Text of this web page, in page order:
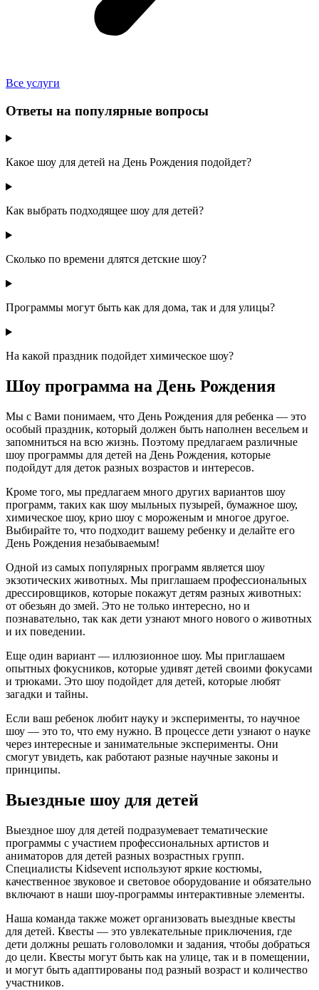
Все услуги
Ответы на популярные вопросы
Какое шоу для детей на День Рождения подойдет?
Как выбрать подходящее шоу для детей?
Сколько по времени длятся детские шоу?
Программы могут быть как для дома, так и для улицы?
На какой праздник подойдет химическое шоу?
Шоу программа на День Рождения
Мы с Вами понимаем, что День Рождения для ребенка — это
особый праздник, который должен быть наполнен весельем и
запомниться на всю жизнь. Поэтому предлагаем различные
шоу программы для детей на День Рождения, которые
подойдут для деток разных возрастов и интересов.
Кроме того, мы предлагаем много других вариантов шоу
программ, таких как шоу мыльных пузырей, бумажное шоу,
химическое шоу, крио шоу с мороженым и многое другое.
Выбирайте то, что подходит вашему ребенку и делайте его
День Рождения незабываемым!
Одной из самых популярных программ является шоу
экзотических животных. Мы приглашаем профессиональных
дрессировщиков, которые покажут детям разных животных:
от обезьян до змей. Это не только интересно, но и
познавательно, так как дети узнают много нового о животных
и их поведении.
Еще один вариант — иллюзионное шоу. Мы приглашаем
опытных фокусников, которые удивят детей своими фокусами
и трюками. Это шоу подойдет для детей, которые любят
загадки и тайны.
Если ваш ребенок любит науку и эксперименты, то научное
шоу — это то, что ему нужно. В процессе дети узнают о науке
через интересные и занимательные эксперименты. Они
смогут увидеть, как работают разные научные законы и
принципы.
Выездные шоу для детей
Выездное шоу для детей подразумевает тематические
программы с участием профессиональных артистов и
аниматоров для детей разных возрастных групп.
Специалисты Kidsevent используют яркие костюмы,
качественное звуковое и световое оборудование и обязательно
включают в наши шоу-программы интерактивные элементы.
Наша команда также может организовать выездные квесты
для детей. Квесты — это увлекательные приключения, где
дети должны решать головоломки и задания, чтобы добраться
до цели. Квесты могут быть как на улице, так и в помещении,
и могут быть адаптированы под разный возраст и количество
участников.